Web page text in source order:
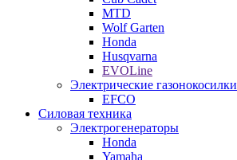
MTD
Wolf Garten
Honda
Husqvarna
EVOLine
Электрические газонокосилки
EFCO
Силовая техника
Электрогенераторы
Honda
Yamaha